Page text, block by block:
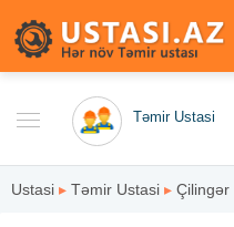
Təmir Ustasi
Ustasi ▸ Təmir Ustasi ▸ Çilingər